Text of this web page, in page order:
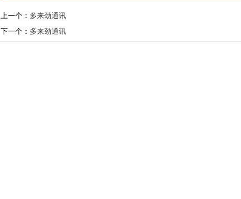
上一个： 多来劲通讯
下一个： 多来劲通讯